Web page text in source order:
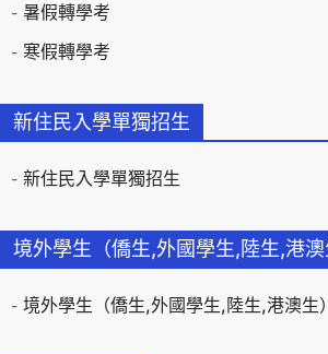
暑假轉學考
寒假轉學考
新住民入學單獨招生
新住民入學單獨招生
境外學生（僑生,外國學生,陸生,港澳
境外學生（僑生,外國學生,陸生,港澳生）